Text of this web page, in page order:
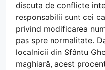
discuta de conflicte
responsabilii sunt cei
privind modificarea
pas spre normalitate.
localnicii din Sfântu
maghiară, acest